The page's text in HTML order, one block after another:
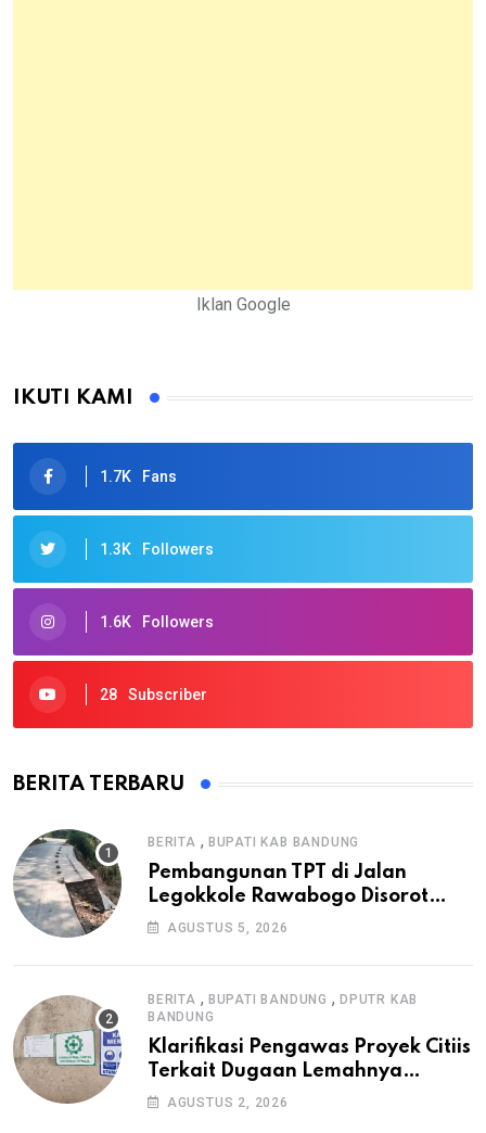
Iklan Google
IKUTI KAMI
1.7K Fans
1.3K Followers
1.6K Followers
28 Subscriber
BERITA TERBARU
BERITA , BUPATI KAB BANDUNG
Pembangunan TPT di Jalan
Legokkole Rawabogo Disorot
Warga, Selesai Tanpa Papan
AGUSTUS 5, 2026
BERITA , BUPATI BANDUNG ,DPUTR KAB
BANDUNG
Klarifikasi Pengawas Proyek Citiis
Terkait Dugaan Lemahnya
Pengawasan K3
AGUSTUS 2, 2026